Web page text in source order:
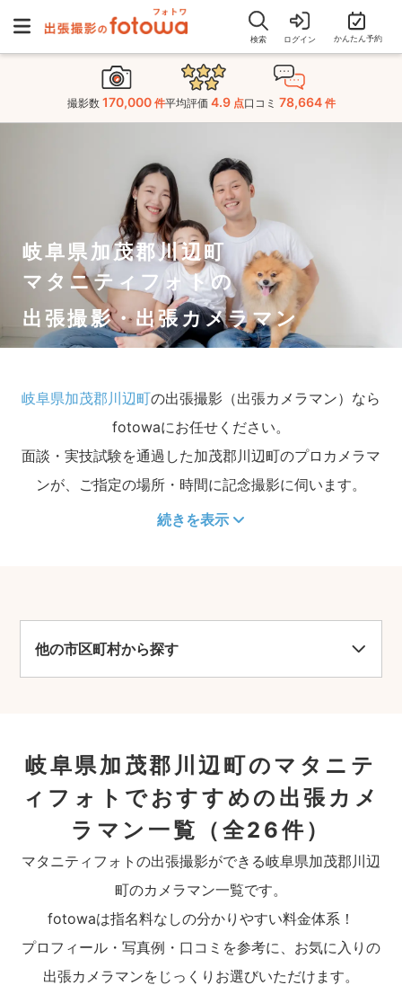
検索 ログイン かんたん予約
撮影数 170,000 件平均評価 4.9 点口コミ 78,664 件
岐阜県加茂郡川辺町
マタニティフォトの
出張撮影・出張カメラマン
岐阜県加茂郡川辺町の出張撮影（出張カメラマン）なら
fotowaにお任せください。
面談・実技試験を通過した加茂郡川辺町のプロカメラマ
ンが、ご指定の場所・時間に記念撮影に伺います。
続きを表示
他の市区町村から探す
岐阜県加茂郡川辺町のマタニテ
ィフォトでおすすめの出張カメ
ラマン一覧
（全26件）
マタニティフォトの出張撮影ができる岐阜県加茂郡川辺
町のカメラマン一覧です。
fotowaは指名料なしの分かりやすい料金体系！
プロフィール・写真例・口コミを参考に、お気に入りの
出張カメラマンをじっくりお選びいただけます。